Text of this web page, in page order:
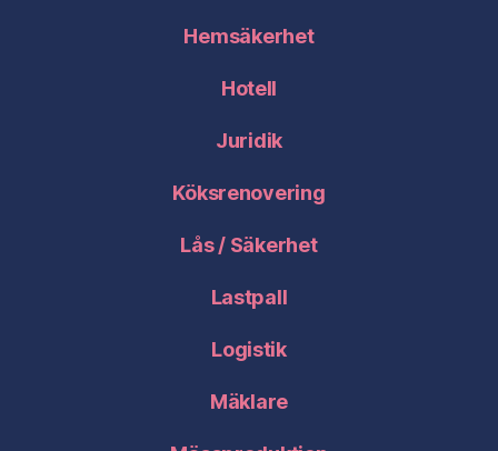
Hemsäkerhet
Hotell
Juridik
Köksrenovering
Lås / Säkerhet
Lastpall
Logistik
Mäklare